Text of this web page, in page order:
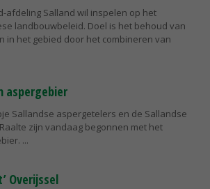
afdeling Salland wil inspelen op het
landbouwbeleid. Doel is het behoud van
in het gebied door het combineren van
aspergebier
Sallandse aspergetelers en de Sallandse
zijn vandaag begonnen met het
Overijssel